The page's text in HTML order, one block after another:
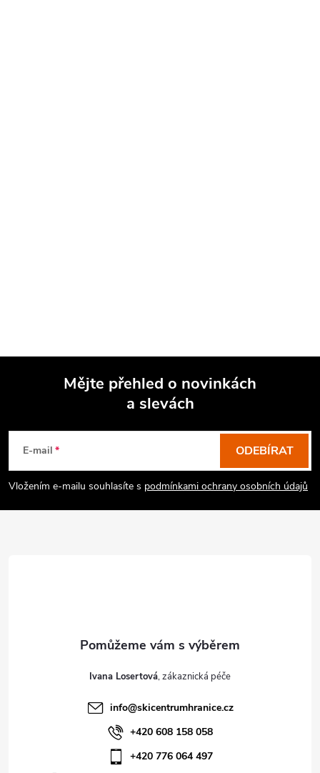
Mějte přehled o novinkách
a slevách
E-mail
Vložením e-mailu souhlasíte s podmínkami ochrany osobních údajů
ODEBÍRAT
Ivana Losertová
info@skicentrumhranice.cz
+420 608 158 058
+420 776 064 497